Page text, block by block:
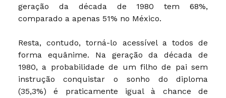
geração da década de 1980 tem 68%,
comparado a apenas 51% no México.
Resta, contudo, torná-lo acessível a todos de
forma equânime. Na geração da década de
1980, a probabilidade de um filho de pai sem
instrução conquistar o sonho do diploma
(35,3%) é praticamente igual à chance de